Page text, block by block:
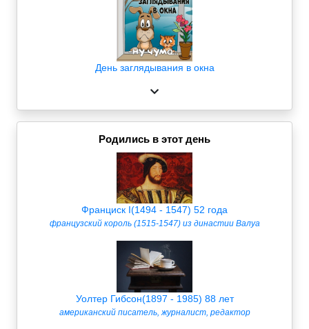
День заглядывания в окна
Родились в этот день
Франциск I(1494 - 1547) 52 года
французский король (1515-1547) из династии Валуа
Уолтер Гибсон(1897 - 1985) 88 лет
американский писатель, журналист, редактор